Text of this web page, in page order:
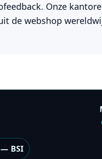
Onze
de webshop
BSI